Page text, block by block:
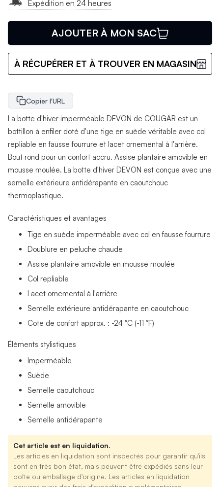
Expédition en 24 heures
AJOUTER À MON SAC
À RÉCUPÉRER ET À TROUVER EN MAGASIN
Copier l'URL
La botte d'hiver imperméable DEVON de COUGAR est un
bottillon à enfiler doté d'une tige en suède véritable avec col
repliable en fausse fourrure et lacet ornemental à l'arrière.
Bout rond pour un confort accru. Assise plantaire amovible en
mousse moulée. La botte d'hiver DEVON est conçue avec une
semelle extérieure antidérapante en caoutchouc
thermoplastique.
Caractéristiques et avantages
Tige en suède imperméable avec col en fausse fourrure
Doublure en peluche chaude
Assise plantaire amovible en mousse moulée
Col repliable
Lacet ornemental à l'arrière
Semelle extérieure antidérapante en caoutchouc
Cote de confort approx. : -24 °C (-11 °F)
Éléments stylistiques
Imperméable
Suède
Semelle caoutchouc
Semelle amovible
Semelle antidérapante
Cet article est en liquidation.
Les articles en liquidation sont inspectés pour garantir qu'ils
sont en très bon état, mais peuvent être expédiés sans leur
boîte ou emballage d'origine. Les articles en liquidation